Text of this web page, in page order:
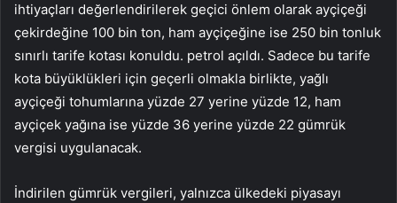
ihtiyaçları değerlendirilerek geçici önlem olarak ayçiçeği
çekirdeğine 100 bin ton, ham ayçiçeğine ise 250 bin tonluk
sınırlı tarife kotası konuldu. petrol açıldı. Sadece bu tarife
kota büyüklükleri için geçerli olmakla birlikte, yağlı
ayçiçeği tohumlarına yüzde 27 yerine yüzde 12, ham
ayçiçek yağına ise yüzde 36 yerine yüzde 22 gümrük
vergisi uygulanacak.
İndirilen gümrük vergileri, yalnızca ülkedeki piyasayı